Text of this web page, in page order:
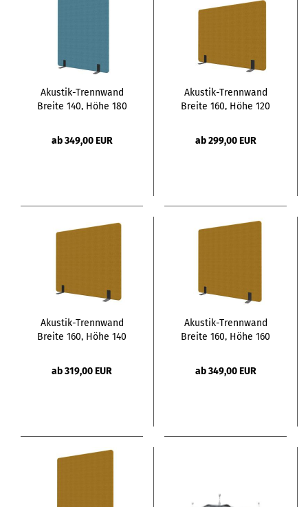
Akustik-Trennwand
Breite 140, Höhe 180
ab 349,00 EUR
Akustik-Trennwand
Breite 160, Höhe 120
ab 299,00 EUR
Akustik-Trennwand
Breite 160, Höhe 140
ab 319,00 EUR
Akustik-Trennwand
Breite 160, Höhe 160
ab 349,00 EUR